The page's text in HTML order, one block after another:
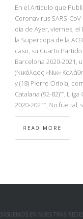
En el Artículo que
Coronavirus SARS-
día de Ayer, viernes, el
la Supercopa de la
caso, su Cuarto
Barcelona 2020-2021,
(Νικόλαος «Νικ»
y (18) Pierre Oriola,
Catalana (92-82)””.
2020-2021”, No fue
READ MORE
SÍGUENOS EN NUESTRAS